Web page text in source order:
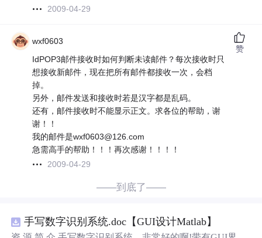
2009-04-29
wxf0603
IdPOP3邮件接收时如何判断未读邮件？每次接收时只
想接收新邮件，现在把所有邮件都接收一次，会档
掉。
另外，邮件发送和接收时若是汉字都是乱码。
还有，邮件接收时不能显示正文。求各位的帮助，谢
谢！！
我的邮件是wxf0603@126.com
急需高手的帮助！！！再次感谢！！！！
2009-04-29
赞
——到底了——
手写数字识别系统.doc【GUI设计Matlab】